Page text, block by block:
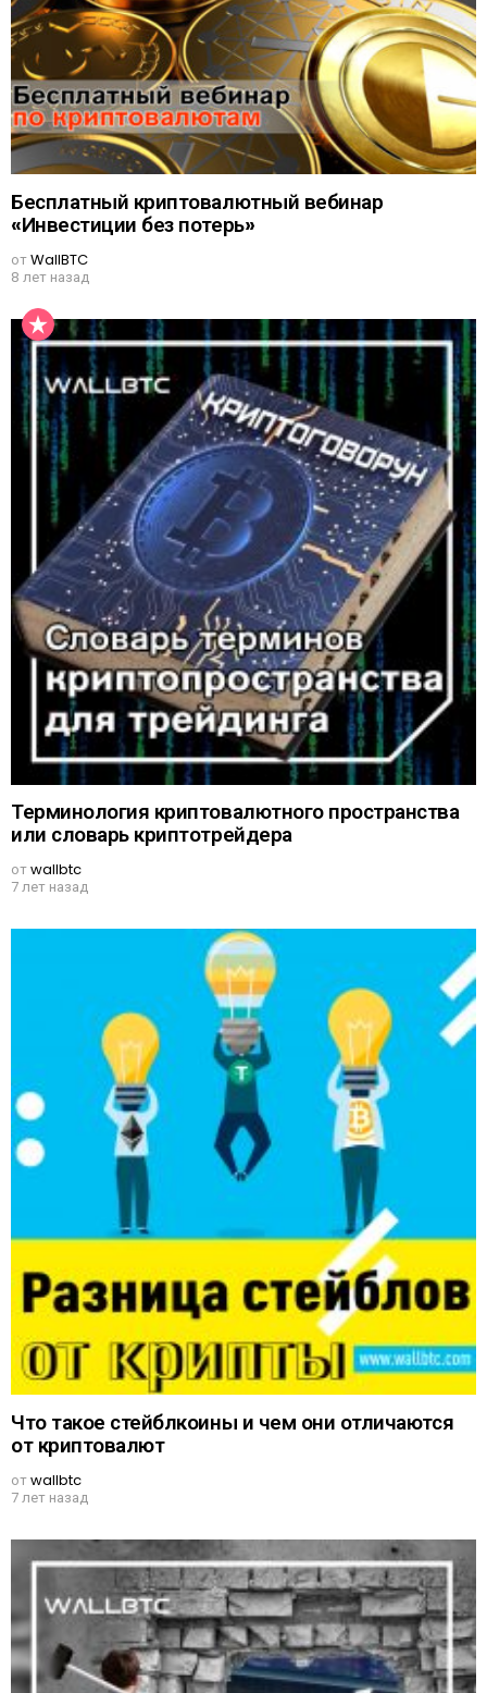
Бесплатный криптовалютный вебинар
«Инвестиции без потерь»
отWallBTC
8 лет назад
Терминология криптовалютного пространства
или словарь криптотрейдера
отwallbtc
7 лет назад
Что такое стейблкоины и чем они отличаются
от криптовалют
отwallbtc
7 лет назад